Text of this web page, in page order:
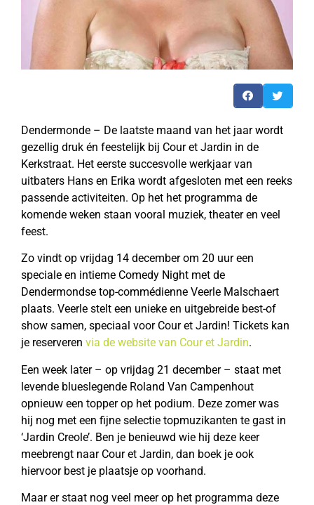
Dendermonde – De laatste maand van het jaar wordt
gezellig druk én feestelijk bij Cour et Jardin in de
Kerkstraat. Het eerste succesvolle werkjaar van
uitbaters Hans en Erika wordt afgesloten met een reeks
passende activiteiten. Op het het programma de
komende weken staan vooral muziek, theater en veel
feest.
Zo vindt op vrijdag 14 december om 20 uur een
speciale en intieme Comedy Night met de
Dendermondse top-commédienne Veerle Malschaert
plaats. Veerle stelt een unieke en uitgebreide best-of
show samen, speciaal voor Cour et Jardin! Tickets kan
je reserveren via de website van Cour et Jardin.
Een week later – op vrijdag 21 december – staat met
levende blueslegende Roland Van Campenhout
opnieuw een topper op het podium. Deze zomer was
hij nog met een fijne selectie topmuzikanten te gast in
‘Jardin Creole’. Ben je benieuwd wie hij deze keer
meebrengt naar Cour et Jardin, dan boek je ook
hiervoor best je plaatsje op voorhand.
Maar er staat nog veel meer op het programma deze